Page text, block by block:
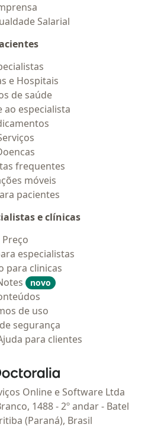
Salarial
e Hospitais
de saúde
ao especialista
frequentes
móveis
pacientes
e clínicas
Preço
especialistas
para clinicas
novo
de uso
segurança
para clientes
Doctoralia - Homepage
Online e Software Ltda
1488 - 2º andar - Batel
(Paraná), Brasil